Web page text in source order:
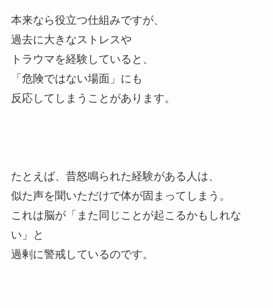
本来なら役立つ仕組みですが、
過去に大きなストレスや
トラウマを経験していると、
「危険ではない場面」にも
反応してしまうことがあります。
たとえば、昔怒鳴られた経験がある人は、
似た声を聞いただけで体が固まってしまう。
これは脳が「また同じことが起こるかもしれな
い」と
過剰に警戒しているのです。